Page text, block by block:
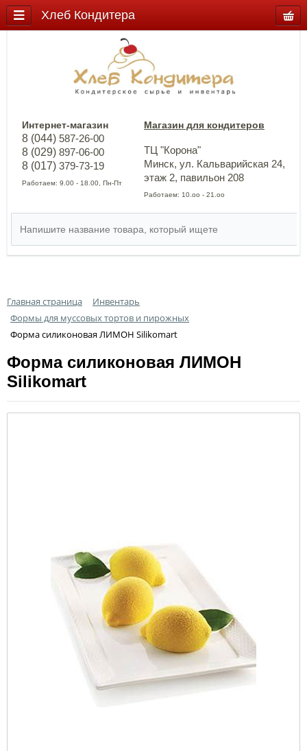
Интернет-магазин
8 (044) 587-26-00
8 (029) 897-06-00
8 (017) 379-73-19
Работаем: 9.00 - 18.00, Пн-Пт
Магазин для кондитеров
ТЦ "Корона"
Минск, ул. Кальварийская 24,
этаж 2, павильон 208
Работаем: 10.оо - 21.оо
Главная страница
Инвентарь
Формы для муссовых тортов и пирожных
Форма силиконовая ЛИМОН Silikomart
Форма силиконовая ЛИМОН
Silikomart
Хлеб Кондитера